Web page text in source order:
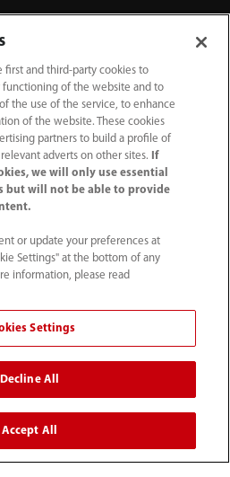
first and third-party cookies to
functioning of the website and to
the use of the service, to enhance
of the website. These cookies
partners to build a profile of
adverts on other sites.
If
we will only use essential
but will not be able to provide
or update your preferences at
Settings" at the bottom of any
information, please read
Settings
Decline All
Accept All